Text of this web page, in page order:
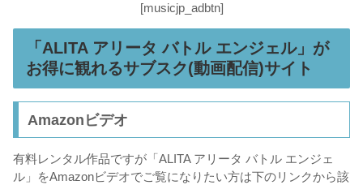
[musicjp_adbtn]
「ALITA アリータ バトル エンジェル」が
お得に観れるサブスク(動画配信)サイト
Amazonビデオ
有料レンタル作品ですが「ALITA アリータ バトル エンジェ
ル」をAmazonビデオでご覧になりたい方は下のリンクから該